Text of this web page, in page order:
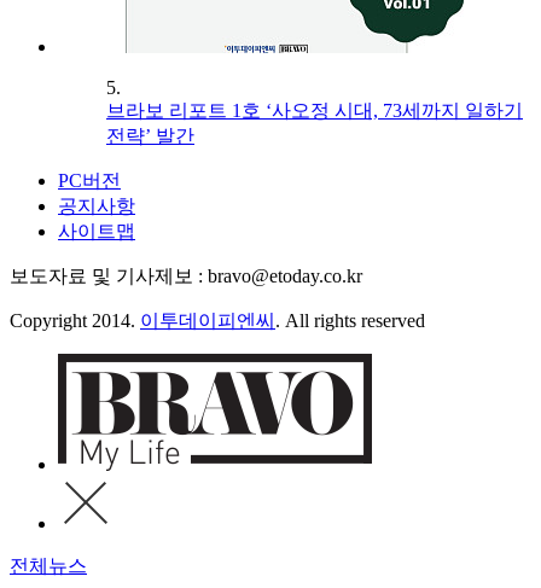
5.
브라보 리포트 1호 ‘사오정 시대, 73세까지 일하기
전략’ 발간
PC버전
공지사항
사이트맵
보도자료 및 기사제보 : bravo@etoday.co.kr
Copyright 2014. 이투데이피엔씨 . All rights reserved
전체뉴스